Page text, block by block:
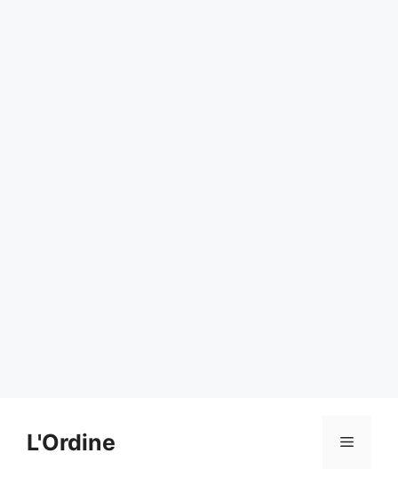
contenuto
L'Ordine Menu